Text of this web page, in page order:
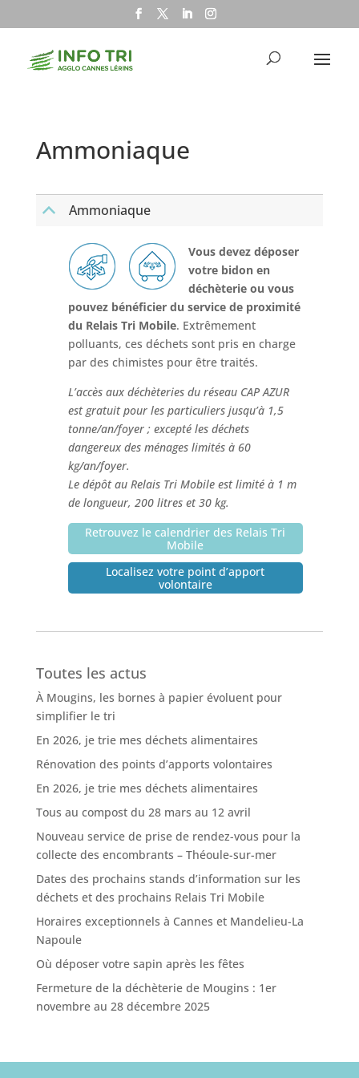
Ammoniaque
B Ammoniaque
Vous devez déposer
votre bidon en
déchèterie ou vous
pouvez bénéficier du service de proximité
du Relais Tri Mobile. Extrêmement
polluants, ces déchets sont pris en charge
par des chimistes pour être traités.
L’accès aux déchèteries du réseau CAP AZUR
est gratuit pour les particuliers jusqu’à 1,5
tonne/an/foyer ; excepté les déchets
dangereux des ménages limités à 60
kg/an/foyer.
Le dépôt au Relais Tri Mobile est limité à 1 m
de longueur, 200 litres et 30 kg.
Retrouvez le calendrier des Relais Tri
Mobile
Localisez votre point d’apport
volontaire
Toutes les actus
À Mougins, les bornes à papier évoluent pour
simplifier le tri
En 2026, je trie mes déchets alimentaires
Rénovation des points d’apports volontaires
En 2026, je trie mes déchets alimentaires
Tous au compost du 28 mars au 12 avril
Nouveau service de prise de rendez-vous pour la
collecte des encombrants – Théoule-sur-mer
Dates des prochains stands d’information sur les
déchets et des prochains Relais Tri Mobile
Horaires exceptionnels à Cannes et Mandelieu-La
Napoule
Où déposer votre sapin après les fêtes
Fermeture de la déchèterie de Mougins : 1er
novembre au 28 décembre 2025